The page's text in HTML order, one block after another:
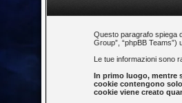
Questo paragrafo spiega
Group”, “phpBB
Le tue informazioni sono
In primo luogo, mentre
cookie contengono
cookie viene creato